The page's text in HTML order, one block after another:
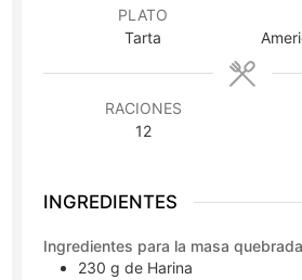
PLATO
Tarta
RACIONES
12
INGREDIENTES
Ingredientes para la masa
230 g de Harina